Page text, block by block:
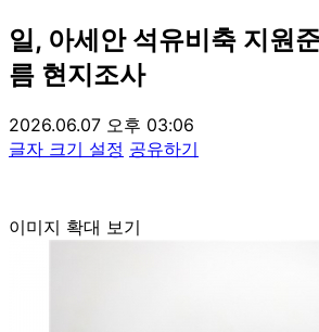
일, 아세안 석유비축 지원
름 현지조사
2026.06.07 오후 03:06
글자 크기 설정 공유하기
이미지 확대 보기